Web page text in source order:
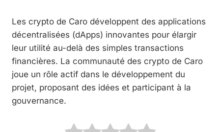
Les crypto de Caro développent des applications
décentralisées (dApps) innovantes pour élargir
leur utilité au-delà des simples transactions
financières. La communauté des crypto de Caro
joue un rôle actif dans le développement du
projet, proposant des idées et participant à la
gouvernance.